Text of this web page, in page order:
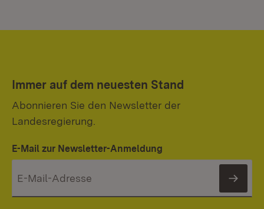
Immer auf dem neuesten Stand
Abonnieren Sie den Newsletter der
Landesregierung.
E-Mail zur Newsletter-Anmeldung